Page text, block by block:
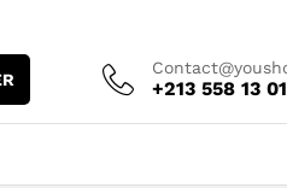
+213 558 13